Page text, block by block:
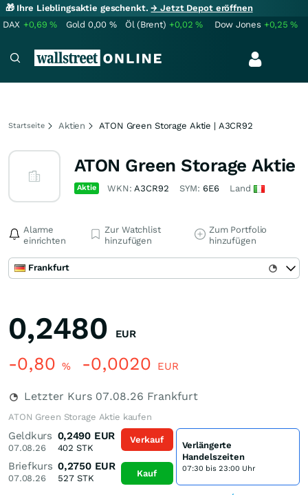
🎁 Ihre Lieblingsaktie geschenkt.→ Jetzt Depot eröffnen
DAX +0,69% Gold 0,00 % Öl (Brent) +0,02% Dow Jones +0,25%
Startseite Aktien ATON Green Storage Aktie | A3CR92
ATON Green Storage Aktie
Aktie WKN:A3CR92 SYM: 6E6 Land
Alarme
einrichten
Zur Watchlist
hinzufügen
Zum Portfolio
hinzufügen
Frankfurt
0,2480 EUR
-0,80 % -0,0020 EUR
Letzter Kurs 07.08.26 Frankfurt
ATON Green Storage Aktie kaufen
Geldkurs
07.08.26
0,2490 EUR
402 STK
Briefkurs
07.08.26
0,2750 EUR
527STK
Verkauf
Kauf
Verlängerte
Handelszeiten
07:30 bis 23:00 Uhr